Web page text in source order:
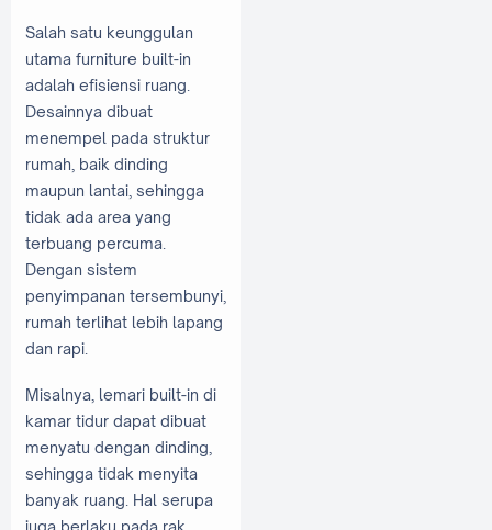
Salah satu keunggulan
utama furniture built-in
adalah efisiensi ruang.
Desainnya dibuat
menempel pada struktur
rumah, baik dinding
maupun lantai, sehingga
tidak ada area yang
terbuang percuma.
Dengan sistem
penyimpanan tersembunyi,
rumah terlihat lebih lapang
dan rapi.
Misalnya, lemari built-in di
kamar tidur dapat dibuat
menyatu dengan dinding,
sehingga tidak menyita
banyak ruang. Hal serupa
juga berlaku pada rak